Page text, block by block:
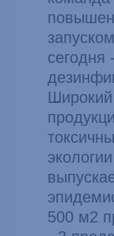
Широкий
500 м2